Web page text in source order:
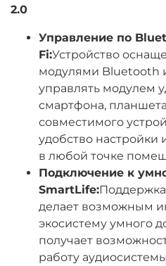
2.0
Управление по
Fi:Устройство
модулями Bluetooth
управлять модулем
смартфона,
совместимого
удобство настройки
в любой точке
Подключение к
SmartLife:
делает возможным
экосистему умного
получает
работу